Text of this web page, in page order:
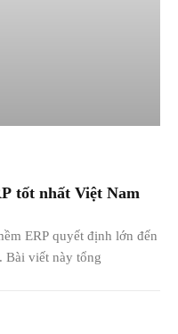
tốt nhất Việt Nam
ERP quyết định lớn đến
Bài viết này tổng